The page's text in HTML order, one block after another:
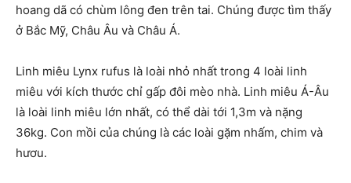
hoang dã có chùm lông đen trên tai. Chúng được tìm thấy
ở Bắc Mỹ, Châu Âu và Châu Á.
Linh miêu Lynx rufus là loài nhỏ nhất trong 4 loài linh
miêu với kích thước chỉ gấp đôi mèo nhà. Linh miêu Á-Âu
là loài linh miêu lớn nhất, có thể dài tới 1,3m và nặng
36kg. Con mồi của chúng là các loài gặm nhấm, chim và
hươu.